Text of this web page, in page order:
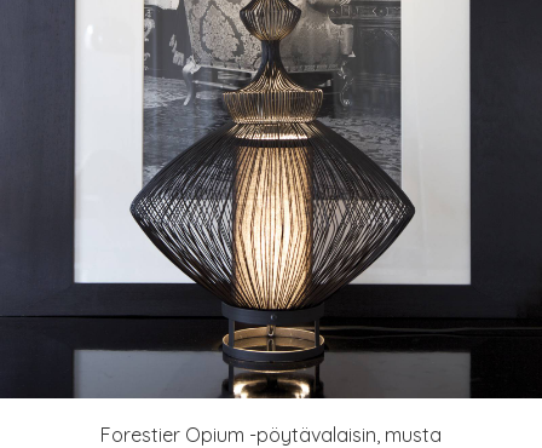
Forestier Opium -pöytävalaisin, musta